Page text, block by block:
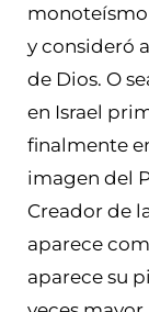
monoteísmo
y consideró
de Dios. O
en Israel
finalmente
imagen del
Creador de
aparece
aparece su